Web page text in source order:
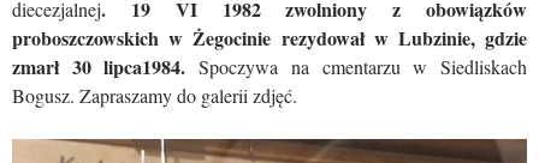
diecezjalnej. 19 VI 1982 zwolniony z obowiązków
proboszczowskich w Żegocinie rezydował w Lubzinie, gdzie
zmarł 30 lipca1984. Spoczywa na cmentarzu w Siedliskach
Bogusz. Zapraszamy do galerii zdjęć.